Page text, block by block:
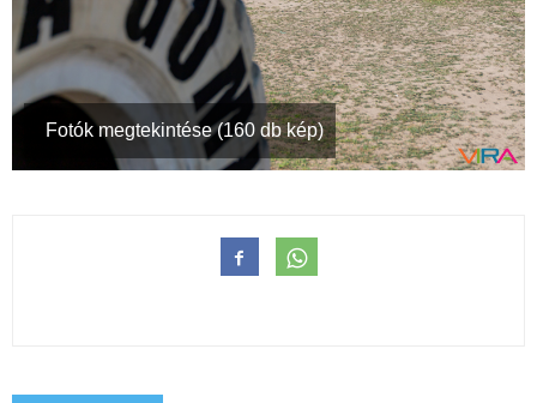
Fotók megtekintése (160 db kép)